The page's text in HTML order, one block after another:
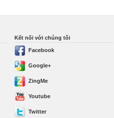
Kết nối với chúng tôi
Facebook
Google+
ZingMe
Youtube
Twitter